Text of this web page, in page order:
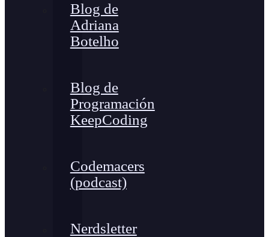
Blog de
Adriana
Botelho
Blog de
Programación
KeepCoding
Codemacers
(podcast)
Nerdsletter